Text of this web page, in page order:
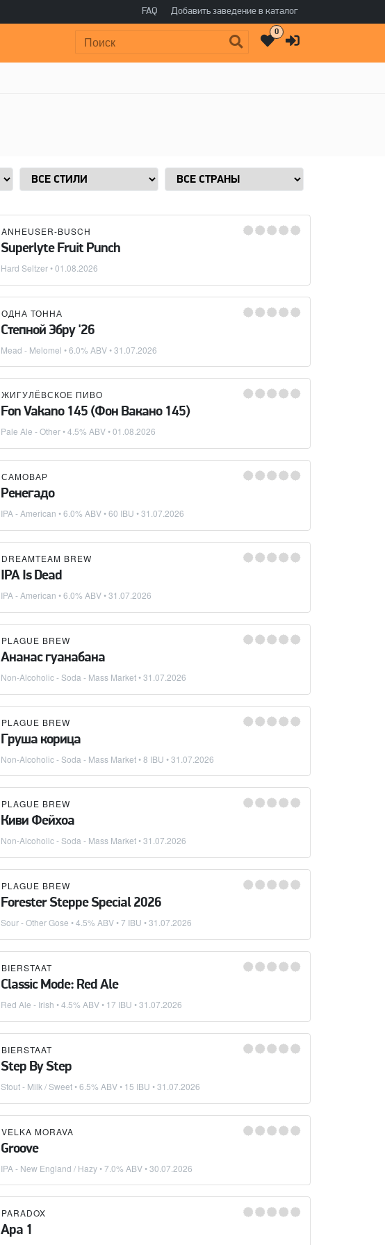
FAQ Добавить заведение в каталог
Поиск: 0
ANHEUSER-BUSCH
Superlyte Fruit Punch
Hard Seltzer•01.08.2026
ОДНА ТОННА
Степной Эбру '26
Mead - Melomel • 6.0% ABV •31.07.2026
ЖИГУЛЁВСКОЕ ПИВО
Fon Vakano 145 (Фон Вакано 145)
Pale Ale - Other• 4.5% ABV •01.08.2026
САМОВАР
Ренегадо
IPA - American • 6.0% ABV • 60 IBU •31.07.2026
DREAMTEAM BREW
IPA Is Dead
IPA - American • 6.0% ABV •31.07.2026
PLAGUE BREW
Ананас гуанабана
Non-Alcoholic - Soda - Mass Market•31.07.2026
PLAGUE BREW
Груша корица
Non-Alcoholic - Soda - Mass Market• 8 IBU •31.07.2026
PLAGUE BREW
Киви Фейхоа
Non-Alcoholic - Soda - Mass Market•31.07.2026
PLAGUE BREW
Forester Steppe Special 2026
Sour - Other Gose • 4.5% ABV • 7 IBU •31.07.2026
BIERSTAAT
Classic Mode: Red Ale
Red Ale - Irish • 4.5% ABV • 17 IBU •31.07.2026
BIERSTAAT
Step By Step
Stout - Milk / Sweet• 6.5% ABV • 15 IBU •31.07.2026
VELKA MORAVA
Groove
IPA - New England / Hazy• 7.0% ABV •30.07.2026
PARADOX
Apa 1